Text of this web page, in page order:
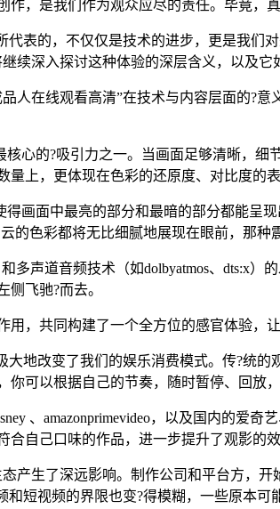
作，是我们作为观众应尽的责任。毕竟，
代表的，不仅仅是技术的进步，更是我
续深入探讨这种体验的深层含义，以及它
人在线观看高清”在技术与内容层面的?
核心的?吸引力之一。当画面足够清晰，
量上，更体现在色彩的还原度、对比度的
得画面中最亮的部分和最暗的部分都能呈
的色彩都将无比细腻地展现在眼前，那种
多声道音频技术（如dolbyatmos、dts:x
飞驰?而去。
用，共同构建了一个全方位的感官体验，
大地改变了我们的娱乐消费模式。传?统
你可以根据自己的节奏，随时暂停、回放
、amazonprimevideo，以及国内的爱
自己口味的作品，进一步提升了观影的效
产生了深远影响。制作公司和平台方，
和短视频的界限也变?得模糊，一些原本